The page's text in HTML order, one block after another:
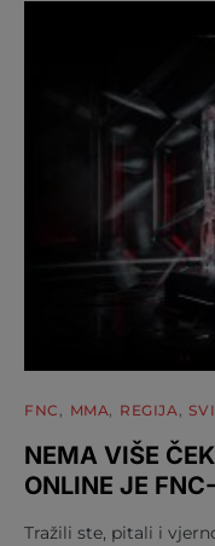
FNC MMA REGIJA
NEMA VIŠE
ONLINE JE
Tražili ste, pitali i